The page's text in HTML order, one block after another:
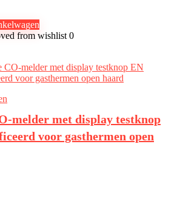
from wishlist 0
melder met display testknop
voor gasthermen open